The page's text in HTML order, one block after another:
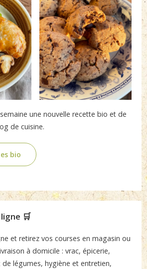
une nouvelle recette bio et de
de cuisine.
bio
🛒
et retirez vos courses en magasin ou
à domicile : vrac, épicerie,
légumes, hygiène et entretien,